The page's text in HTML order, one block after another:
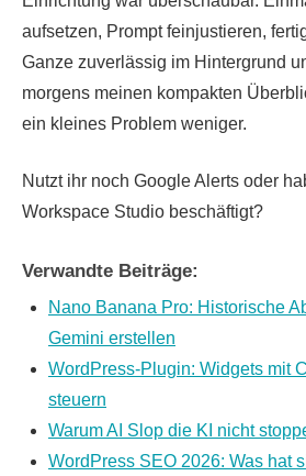
aufsetzen, Prompt feinjustieren,
Ganze zuverlässig im Hintergrund
morgens meinen kompakten
ein kleines Problem weniger.
Nutzt ihr noch Google Alerts oder
Workspace Studio beschäftigt?
Verwandte Beiträge:
Nano Banana Pro: Historische
Gemini erstellen
WordPress-Plugin: Widgets mit
steuern
Warum AI Slop die KI nicht
WordPress SEO 2026: Was hat